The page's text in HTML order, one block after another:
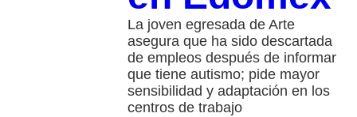
La joven egresada de Arte
asegura que ha sido descartada
de empleos después de informar
que tiene autismo; pide mayor
sensibilidad y adaptación en los
centros de trabajo